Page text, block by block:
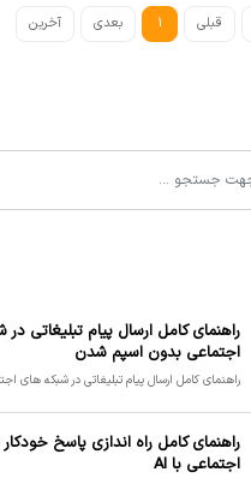
قبلی 1 بعدی آخرین
راهنمای کامل ارسال پیام تبلیغاتی
اجتماعی بدون اسپم شدن
راهنمای کامل ارسال پیام تبلیغاتی در شبکه های
راهنمای کامل راه اندازی پاسخ
اجتماعی با AI